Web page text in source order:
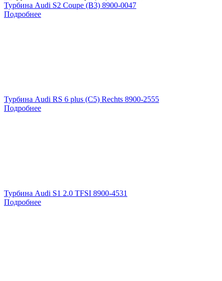
Турбина Audi S2 Coupe (B3) 8900-0047
Подробнее
Турбина Audi RS 6 plus (C5) Rechts 8900-2555
Подробнее
Турбина Audi S1 2.0 TFSI 8900-4531
Подробнее